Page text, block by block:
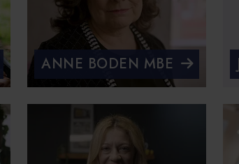
ANNE BODEN MBE